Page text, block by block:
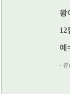
왕
12
예
- 류